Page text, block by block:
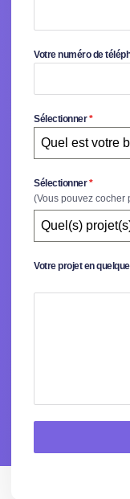
Votre numéro de
Sélectionner*
Quel est votre
Sélectionner*
(Vous pouvez cocher
Quel(s)
Votre projet en